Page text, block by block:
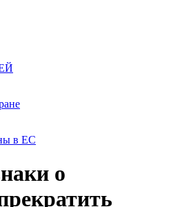
в ЕС
о